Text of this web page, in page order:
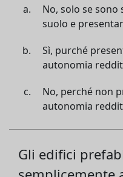
No, solo se
suolo e
Sì, purché
autonomia
No, perché non
autonomia
Gli edifici